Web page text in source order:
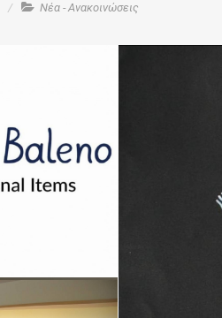
Νέα - Ανακοινώσεις